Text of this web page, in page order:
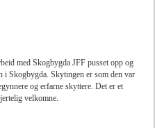
med Skogbygda JFF pusset opp og
i Skogbygda. Skytingen er som den var
og erfarne skyttere. Det er et
velkomne.